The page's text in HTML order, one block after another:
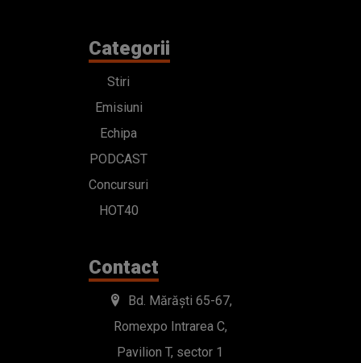
Categorii
Stiri
Emisiuni
Echipa
PODCAST
Concursuri
HOT40
Contact
Bd. Mărăști 65-67,
Romexpo Intrarea C,
Pavilion T, sector 1